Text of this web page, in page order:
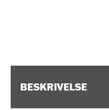
BESKRIVELSE